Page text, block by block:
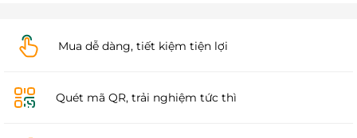
Mua dễ dàng, tiết kiệm tiện lợi
Quét mã QR, trải nghiệm tức thì